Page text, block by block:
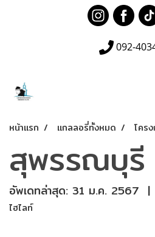
092-
หน้าแรก แกลลอรี่ทั้งหมด โคร
สุพรรณบุรี
อัพเดทล่าสุด: 31 ม.ค. 2567 |
ไฮไลท์